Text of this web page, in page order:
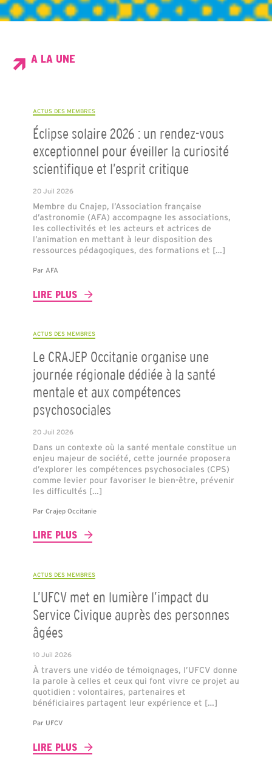
A LA UNE
ACTUS DES MEMBRES
Éclipse solaire 2026 : un rendez-vous
exceptionnel pour éveiller la curiosité
scientifique et l’esprit critique
20 Juil 2026
Membre du Cnajep, l’Association française
d’astronomie (AFA) accompagne les associations,
les collectivités et les acteurs et actrices de
l’animation en mettant à leur disposition des
ressources pédagogiques, des formations et […]
Par AFA
LIRE PLUS
ACTUS DES MEMBRES
Le CRAJEP Occitanie organise une
journée régionale dédiée à la santé
mentale et aux compétences
psychosociales
20 Juil 2026
Dans un contexte où la santé mentale constitue un
enjeu majeur de société, cette journée proposera
d’explorer les compétences psychosociales (CPS)
comme levier pour favoriser le bien-être, prévenir
les difficultés […]
Par Crajep Occitanie
LIRE PLUS
ACTUS DES MEMBRES
L’UFCV met en lumière l’impact du
Service Civique auprès des personnes
âgées
10 Juil 2026
À travers une vidéo de témoignages, l’UFCV donne
la parole à celles et ceux qui font vivre ce projet au
quotidien : volontaires, partenaires et
bénéficiaires partagent leur expérience et […]
Par UFCV
LIRE PLUS